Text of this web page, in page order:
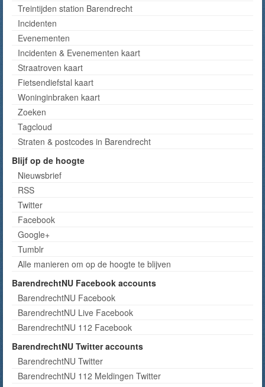
Treintijden station Barendrecht
Incidenten
Evenementen
Incidenten & Evenementen kaart
Straatroven kaart
Fietsendiefstal kaart
Woninginbraken kaart
Zoeken
Tagcloud
Straten & postcodes in Barendrecht
Blijf op de hoogte
Nieuwsbrief
RSS
Twitter
Facebook
Google+
Tumblr
Alle manieren om op de hoogte te blijven
BarendrechtNU Facebook accounts
BarendrechtNU Facebook
BarendrechtNU Live Facebook
BarendrechtNU 112 Facebook
BarendrechtNU Twitter accounts
BarendrechtNU Twitter
BarendrechtNU 112 Meldingen Twitter